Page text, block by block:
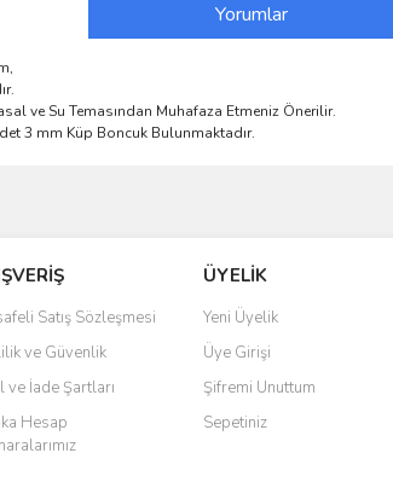
Yorumlar
ve Su Temasından Muhafaza Etmeniz Önerilir.
3 mm Küp Boncuk Bulunmaktadır.
görüntülenemiyor.
bulunuyor.
pahalı.
olmalı.
Satış Sözleşmesi
ve Güvenlik
ve İade Şartları
Hesap
ÜYELİK
Yeni Üyelik
Üye Girişi
Şifremi Unuttum
Sepetiniz